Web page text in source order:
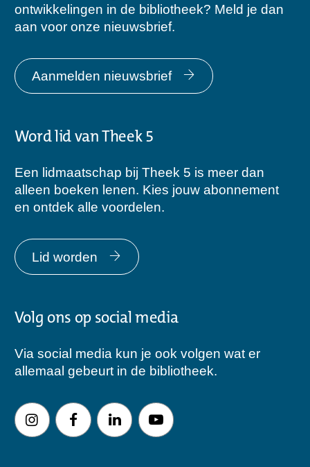
ontwikkelingen in de bibliotheek? Meld je dan
aan voor onze nieuwsbrief.
Aanmelden nieuwsbrief
Word lid van Theek 5
Een lidmaatschap bij Theek 5 is meer dan
alleen boeken lenen. Kies jouw abonnement
en ontdek alle voordelen.
Lid worden
Volg ons op social media
Via social media kun je ook volgen wat er
allemaal gebeurt in de bibliotheek.